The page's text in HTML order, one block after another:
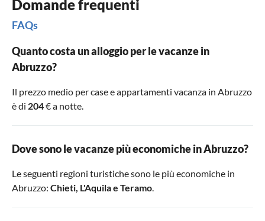
Domande frequenti
FAQs
Quanto costa un alloggio per le vacanze in
Abruzzo?
Il prezzo medio per case e appartamenti vacanza in Abruzzo
è di 204€ a notte.
Dove sono le vacanze più economiche in Abruzzo?
Le seguenti regioni turistiche sono le più economiche in
Abruzzo: Chieti L'Aquilae Teramo